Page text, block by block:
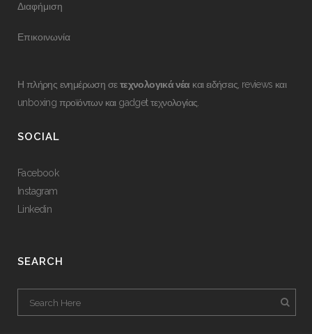
Διαφήμιση
Επικοινωνία
Η πλήρης ενημέρωση σετεχνολογικά νέα και ειδήσεις, reviews και
unboxing προϊόντων και gadget τεχνολογίας.
SOCIAL
Facebook
Instagram
Linkedin
SEARCH